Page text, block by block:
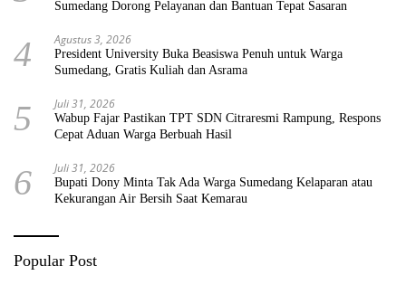
Sumedang Dorong Pelayanan dan Bantuan Tepat Sasaran
4 Agustus 3, 2026
President University Buka Beasiswa Penuh untuk Warga
Sumedang, Gratis Kuliah dan Asrama
5 Juli 31, 2026
Wabup Fajar Pastikan TPT SDN Citraresmi Rampung, Respons
Cepat Aduan Warga Berbuah Hasil
6 Juli 31, 2026
Bupati Dony Minta Tak Ada Warga Sumedang Kelaparan atau
Kekurangan Air Bersih Saat Kemarau
Popular Post